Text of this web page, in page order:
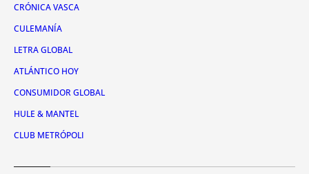
CRÓNICA VASCA
CULEMANÍA
LETRA GLOBAL
ATLÁNTICO HOY
CONSUMIDOR GLOBAL
HULE & MANTEL
CLUB METRÓPOLI